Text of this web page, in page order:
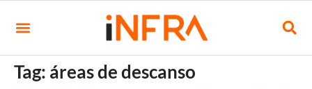
Tag: áreas de descanso